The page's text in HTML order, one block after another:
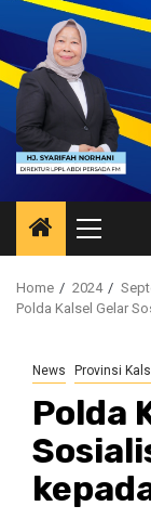
Primary
Menu
Home 2024
Polda Kalsel Gelar
News Provinsi
Polda